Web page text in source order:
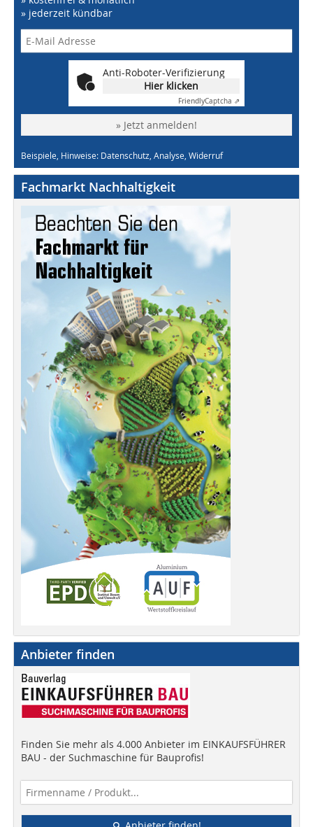
» jederzeit kündbar
Anti-Roboter-Verifizierung
Hier klicken
FriendlyCaptcha ⇗
» Jetzt anmelden!
Beispiele, Hinweise: Datenschutz, Analyse, Widerruf
Fachmarkt Nachhaltigkeit
Anbieter finden
Finden Sie mehr als 4.000 Anbieter im EINKAUFSFÜHRER
BAU - der Suchmaschine für Bauprofis!